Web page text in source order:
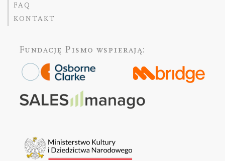
FAQ
KONTAKT
Fundację Pismo wspierają: